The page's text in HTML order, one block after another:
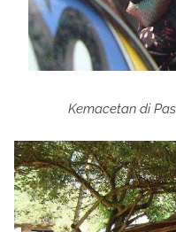
Kemacetan di